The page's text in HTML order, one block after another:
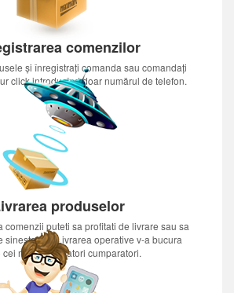
comenzilor
și înregistrați comanda sau comandați
click introducînd doar numărul de telefon.
produselor
comenzii puteti sa profitati de livrare sau sa
sinestatator.Livrarea operative v-a bucura
cei mai nerabdatori cumparatori.